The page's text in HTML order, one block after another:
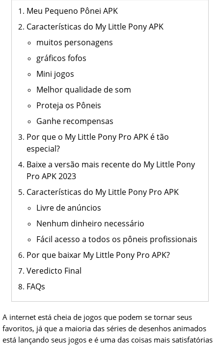
Meu Pequeno Pônei APK
Características do My Little Pony APK
muitos personagens
gráficos fofos
Mini jogos
Melhor qualidade de som
Proteja os Pôneis
Ganhe recompensas
Por que o My Little Pony Pro APK é tão
especial?
Baixe a versão mais recente do My Little Pony
Pro APK 2023
Características do My Little Pony Pro APK
Livre de anúncios
Nenhum dinheiro necessário
Fácil acesso a todos os pôneis profissionais
Por que baixar My Little Pony Pro APK?
Veredicto Final
FAQs
A internet está cheia de jogos que podem se tornar seus
favoritos, já que a maioria das séries de desenhos animados
está lançando seus jogos e é uma das coisas mais satisfatórias